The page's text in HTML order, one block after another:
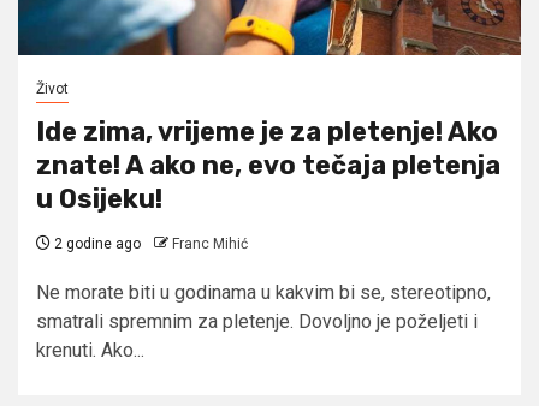
Život
Ide zima, vrijeme je za pletenje! Ako
znate! A ako ne, evo tečaja pletenja
u Osijeku!
2 godine ago Franc Mihić
Ne morate biti u godinama u kakvim bi se, stereotipno,
smatrali spremnim za pletenje. Dovoljno je poželjeti i
krenuti. Ako...